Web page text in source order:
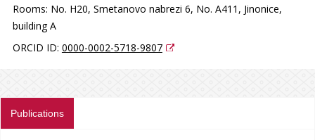
Rooms: No. H20, Smetanovo nabrezi 6, No. A411, Jinonice,
building A
ORCID ID: 0000-0002-5718-9807
Publications